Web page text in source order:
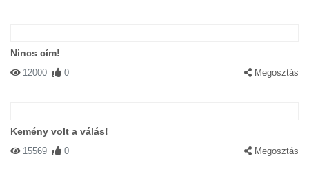
Nincs cím!
12000 0 Megosztás
Kemény volt a válás!
15569 0 Megosztás